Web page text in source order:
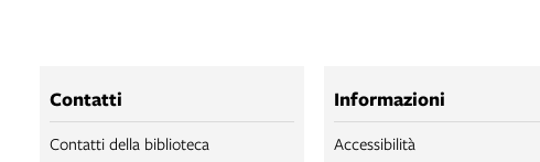
Contatti
Contatti della biblioteca
Informazioni
Accessibilità